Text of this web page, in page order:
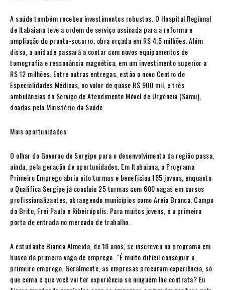
A saúde também recebeu investimentos robustos. O Hospital Regional
de Itabaiana teve a ordem de serviço assinada para a reforma e
ampliação do pronto-socorro, obra orçada em R$ 4,5 milhões. Além
disso, a unidade passará a contar com novos equipamentos de
tomografia e ressonância magnética, em um investimento superior a
R$ 12 milhões. Entre outras entregas, estão o novo Centro de
Especialidades Médicas, no valor de quase R$ 900 mil, e três
ambulâncias do Serviço de Atendimento Móvel de Urgência (Samu),
doadas pelo Ministério da Saúde.
Mais oportunidades
O olhar do Governo de Sergipe para o desenvolvimento da região passa,
ainda, pela geração de oportunidades. Em Itabaiana, o Programa
Primeiro Emprego abriu oito turmas e beneficiou 165 jovens, enquanto
o Qualifica Sergipe já concluiu 25 turmas com 600 vagas em cursos
profissionalizantes, abrangendo municípios como Areia Branca, Campo
do Brito, Frei Paulo e Ribeirópolis. Para muitos jovens, é a primeira
porta de entrada no mercado de trabalho.
A estudante Bianca Almeida, de 18 anos, se inscreveu no programa em
busca da primeira vaga de emprego. “É muito difícil conseguir o
primeiro emprego. Geralmente, as empresas procuram experiência, só
que como é que você vai ter experiência se ninguém lhe contrata? Eu